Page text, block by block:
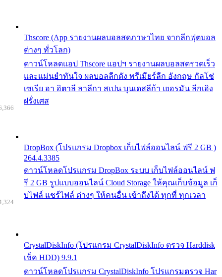
Thscore (App รายงานผลบอลสดภาษาไทย จากลีกฟุตบอล
ต่างๆ ทั่วโลก)
ดาวน์โหลดแอป Thscore แอปฯ รายงานผลบอลสดรวดเร็ว
และแม่นยำทันใจ ผลบอลลีกดัง พรีเมียร์ลีก อังกฤษ กัลโช่
เซเรีย อา อิตาลี ลาลีกา สเปน บุนเดสลีก้า เยอรมัน ลีกเอิง
ฝรั่งเศส
DropBox (โปรแกรม Dropbox เก็บไฟล์ออนไลน์ ฟรี 2 GB )
264.4.3385
ดาวน์โหลดโปรแกรม DropBox ระบบ เก็บไฟล์ออนไลน์ ฟ
รี 2 GB รูปแบบออนไลน์ Cloud Storage ให้คุณเก็บข้อมูล เก็
บไฟล์ แชร์ไฟล์ ต่างๆ ให้คนอื่น เข้าถึงได้ ทุกที่ ทุกเวลา
CrystalDiskInfo (โปรแกรม CrystalDiskInfo ตรวจ Harddisk
เช็ค HDD) 9.9.1
ดาวน์โหลดโปรแกรม CrystalDiskInfo โปรแกรมตรวจ Har